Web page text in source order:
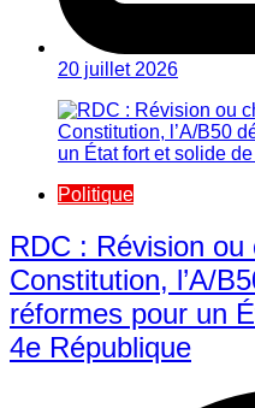
20 juillet 2026
Politique
RDC : Révision
Constitution, l’A/
réformes pour un
4e République